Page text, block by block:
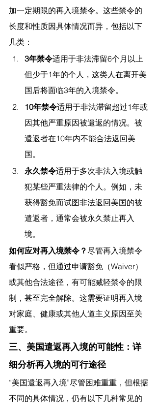
加一定期限的再入境禁令。这些禁令的
长度和性质因具体情况而异，包括以下
几类：
3年禁令适用于非法滞留6个月以上
但少于1年的个人，这类人在离开美
国后将面临3年的入境禁令。
10年禁令适用于非法滞留超过1年或
因其他严重原因被遣返的情况。被
遣返者在10年内不能合法返回美
国。
永久禁令适用于多次非法入境或触
犯某些严重法律的个人。例如，未
获得豁免而试图非法返回美国的被
遣返者，通常会被永久禁止再入
境。
如何应对再入境禁令？尽管再入境禁令
看似严格，但通过申请豁免（Waiver）
或其他合法途径，有可能减轻禁令的限
制，甚至完全解除。这需要证明再入境
对家庭、健康或其他人道主义原因至关
重要。
三、美国遣返再入境的可能性：详
细分析再入境的可行途径
“美国遣返再入境”尽管困难重重，但根据
不同的具体情况，仍有以下几种常见的